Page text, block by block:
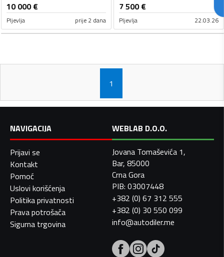
10 000€
Pljevlja prije 2 dana
7 500€
Pljevlja 22.03.26
1
NAVIGACIJA
Prijavi se
Kontakt
Pomoć
Uslovi korišćenja
Politika privatnosti
Prava potrošača
Sigurna trgovina
WEBLAB D.O.O.
Jovana Tomaševića 1,
Bar, 85000
Crna Gora
PIB: 03007448
+382 (0) 67 312 555
+382 (0) 30 550 099
info@autodiler.me